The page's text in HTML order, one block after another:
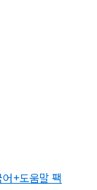
+도움말 팩